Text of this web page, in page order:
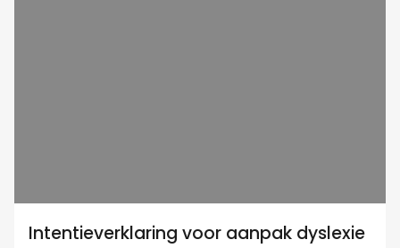
Intentieverklaring voor aanpak dyslexie